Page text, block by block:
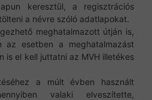
keresztül, a regisztrációs
a névre szóló adatlapokat.
meghatalmazott útján is,
esetben a meghatalmazást
is el kell juttatni az MVH illetékes
a múlt évben használt
valaki elveszítette,